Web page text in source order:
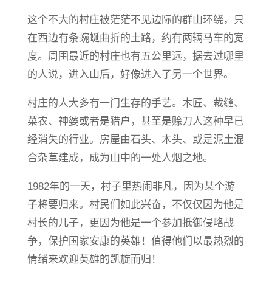
这个不大的村庄被茫茫不见边际的群山环绕，只
在西边有条蜿蜒曲折的土路，约有两辆马车的宽
度。周围最近的村庄也有五公里远，据去过哪里
的人说，进入山后，好像进入了另一个世界。
村庄的人大多有一门生存的手艺。木匠、裁缝、
菜农、神婆或者是猎户，甚至是赊刀人这种早已
经消失的行业。房屋由石头、木头、或是泥土混
合杂草建成，成为山中的一处人烟之地。
1982年的一天，村子里热闹非凡，因为某个游
子将要归来。村民们如此兴奋，不仅仅因为他是
村长的儿子，更因为他是一个参加抵御侵略战
争，保护国家安康的英雄！值得他们以最热烈的
情绪来欢迎英雄的凯旋而归！